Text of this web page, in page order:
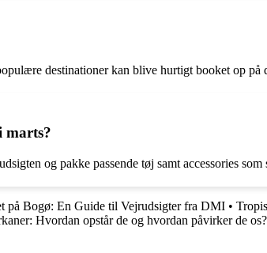
destinationer kan blive hurtigt booket op på
marts?
og pakke passende tøj samt accessories som
på Bogø: En Guide til Vejrudsigter fra DMI •
Hvordan opstår de og hvordan påvirker de os?